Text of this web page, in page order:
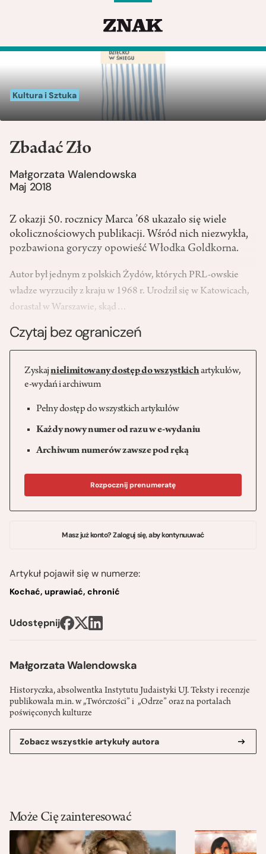
Kultura i Sztuka
Małgorzata Walendowska
Historyczka, absolwentka Instytutu Judaistyki UJ. Teksty i recenzje
publikowała m.in. w „Twórczości” i „Odrze” oraz na portalach
poświęconych kulturze
Zobacz wszystkie artykuły autora
Zbadać Zło
Małgorzata Walendowska
Maj 2018
Z okazji 50. rocznicy Marca ’68 ukazało się wiele
okolicznościowych publikacji. Wśród nich niezwykła,
pozbawiona goryczy opowieść Włodka Goldkorna.
Autor był jednym z polskich Żydów, których PRL-owskie
władze wyrzuciły z kraju w 1968 r. Urodził się w Katowicach,
dorastał w Warszawie, skąd…
Czytaj bez ograniczeń
Zyskajnielimitowany dostęp do wszystkichartykułów,
e-wydań i archiwum
Pełny dostęp do wszystkich artykułów
Każdy nowy numer od razu w e-wydaniu
Archiwum numerów zawsze pod ręką
Rozpocznij prenumeratę
Masz już konto? Zaloguj się, aby kontynuuwać
Artykuł pojawił się w numerze:
Kochać, uprawiać, chronić
Udostępnij
Może Cię zainteresować